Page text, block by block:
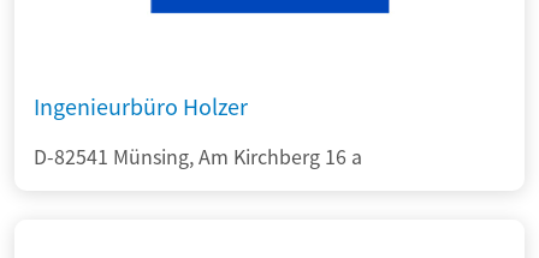
Ingenieurbüro Holzer
D-82541 Münsing, Am Kirchberg 16 a